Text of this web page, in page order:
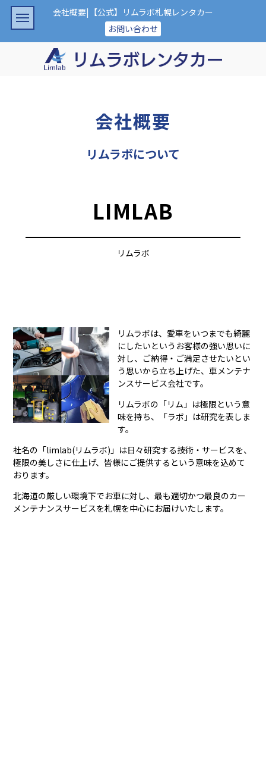
会社概要|【公式】リムラボ札幌レンタカー
お問い合わせ
会社概要
リムラボについて
LIMLAB
リムラボ
リムラボは、愛車をいつまでも綺麗
にしたいというお客様の強い思いに
対し、ご納得・ご満足させたいとい
う思いから立ち上げた、車メンテナ
ンスサービス会社です。
リムラボの「リム」は極限という意
味を持ち、「ラボ」は研究を表しま
す。
社名の「limlab(リムラボ)」は日々研究する技術・サービスを、
極限の美しさに仕上げ、皆様にご提供するという意味を込めて
おります。
北海道の厳しい環境下でお車に対し、最も適切かつ最良のカー
メンテナンスサービスを札幌を中⼼にお届けいたします。